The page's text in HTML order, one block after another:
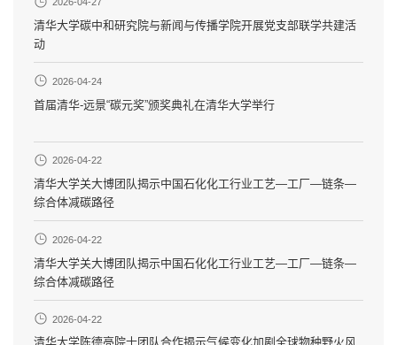
清华大学碳中和研究院与新闻与传播学院开展党支部联学共建活
动
2026-04-24
首届清华-远景“碳元奖”颁奖典礼在清华大学举行
2026-04-22
清华大学关大博团队揭示中国石化化工行业工艺—工厂—链条—
综合体减碳路径
2026-04-22
清华大学关大博团队揭示中国石化化工行业工艺—工厂—链条—
综合体减碳路径
2026-04-22
清华大学陈德亮院士团队合作揭示气候变化加剧全球物种野火风